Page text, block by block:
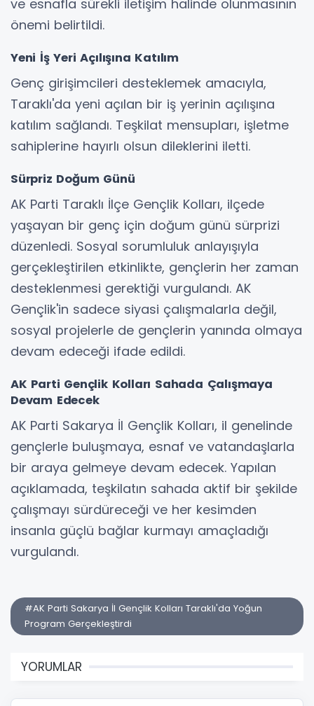
ve esnafla sürekli iletişim halinde olunmasının
önemi belirtildi.
Yeni İş Yeri Açılışına Katılım
Genç girişimcileri desteklemek amacıyla,
Taraklı'da yeni açılan bir iş yerinin açılışına
katılım sağlandı. Teşkilat mensupları, işletme
sahiplerine hayırlı olsun dileklerini iletti.
Sürpriz Doğum Günü
AK Parti Taraklı İlçe Gençlik Kolları, ilçede
yaşayan bir genç için doğum günü sürprizi
düzenledi. Sosyal sorumluluk anlayışıyla
gerçekleştirilen etkinlikte, gençlerin her zaman
desteklenmesi gerektiği vurgulandı. AK
Gençlik'in sadece siyasi çalışmalarla değil,
sosyal projelerle de gençlerin yanında olmaya
devam edeceği ifade edildi.
AK Parti Gençlik Kolları Sahada Çalışmaya
Devam Edecek
AK Parti Sakarya İl Gençlik Kolları, il genelinde
gençlerle buluşmaya, esnaf ve vatandaşlarla
bir araya gelmeye devam edecek. Yapılan
açıklamada, teşkilatın sahada aktif bir şekilde
çalışmayı sürdüreceği ve her kesimden
insanla güçlü bağlar kurmayı amaçladığı
vurgulandı.
#AK Parti Sakarya İl Gençlik Kolları Taraklı'da Yoğun
Program Gerçekleştirdi
YORUMLAR